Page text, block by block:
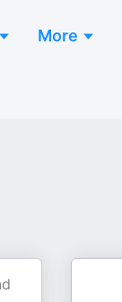
More